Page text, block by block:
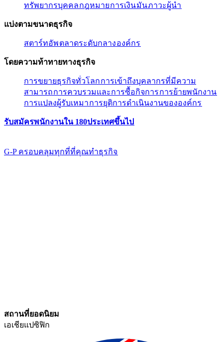
ทรัพยากรบุคคล​​กฎหมาย​​การเงิน​​มัน​​ภาวะผู้นํา​​
แบ่งตามขนาดธุรกิจ​​
สตาร์ทอัพ​​ตลาดระดับกลาง​​องค์กร​​
โดยความท้าทายทางธุรกิจ​​
การขยายธุรกิจทั่วโลก​​การเข้าถึงบุคลากรที่มีความ
สามารถ​​การควบรวมและการซื้อกิจการ​​การย้ายพนักงาน​​
การแปลงผู้รับเหมา​​การยุติการดำเนินงานขององค์กร​​
รับสมัครพนักงานใน 180ประเทศขึ้นไป​​
G-P ครอบคลุมทุกที่ที่คุณทําธุรกิจ​​
สถานที่ยอดนิยม​​
เอเชียแปซิฟิก​​